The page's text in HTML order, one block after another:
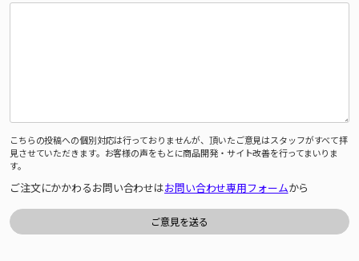
こちらの投稿への個別対応は行っておりませんが、頂いたご意見はスタッフがすべて拝
見させていただきます。お客様の声をもとに商品開発・サイト改善を行ってまいりま
す。
ご注文にかかわるお問い合わせはお問い合わせ専用フォームから